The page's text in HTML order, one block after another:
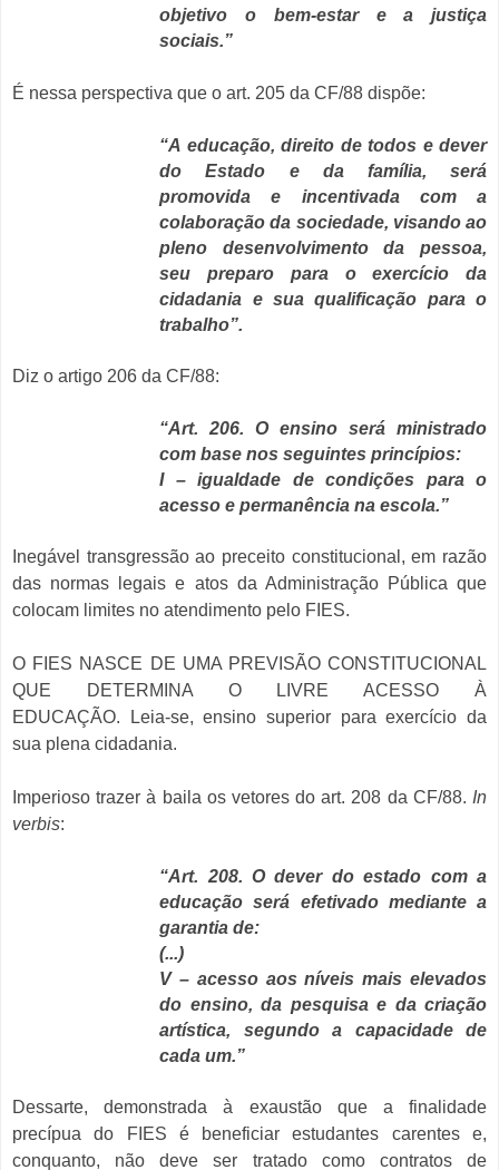
objetivo o bem-estar e a justiça
sociais.”
É nessa perspectiva que o art. 205 da CF/88 dispõe:
“A educação, direito de todos e dever
do Estado e da família, será
promovida e incentivada com a
colaboração da sociedade, visando ao
pleno desenvolvimento da pessoa,
seu preparo para o exercício da
cidadania e sua qualificação para o
trabalho”.
Diz o artigo 206 da CF/88:
“Art. 206. O ensino será ministrado
com base nos seguintes princípios:
I – igualdade de condições para o
acesso e permanência na escola.”
Inegável transgressão ao preceito constitucional, em razão
das normas legais e atos da Administração Pública que
colocam limites no atendimento pelo FIES.
O FIES NASCE DE UMA PREVISÃO CONSTITUCIONAL
QUE DETERMINA O LIVRE ACESSO À
EDUCAÇÃO.
Leia-se, ensino superior para exercício da
sua plena cidadania.
Imperioso trazer à baila os vetores do art. 208 da CF/88. In
verbis:
“Art. 208. O dever do estado com a
educação será efetivado mediante a
garantia de:
(...)
V – acesso aos níveis mais elevados
do ensino, da pesquisa e da criação
artística, segundo a capacidade de
cada um.”
Dessarte, demonstrada à exaustão que a finalidade
precípua do FIES é beneficiar estudantes carentes e,
conquanto, não deve ser tratado como contratos de